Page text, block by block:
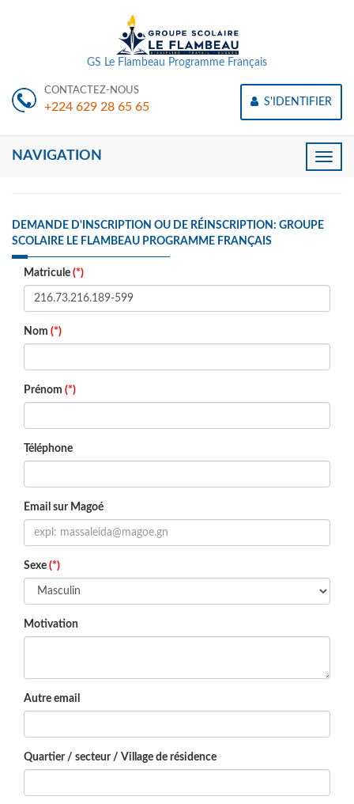
GS Le Flambeau Programme Français
CONTACTEZ-NOUS
+224 629 28 65 65 S'IDENTIFIER
Toggle
NAVIGATION
DEMANDE D'INSCRIPTION OU DE RÉINSCRIPTION: GROUPE
SCOLAIRE LE FLAMBEAU PROGRAMME FRANÇAIS
Matricule (*)
Nom (*)
Prénom (*)
Téléphone
Email sur Magoé
Sexe (*)
Motivation
Autre email
Quartier / secteur / Village de résidence